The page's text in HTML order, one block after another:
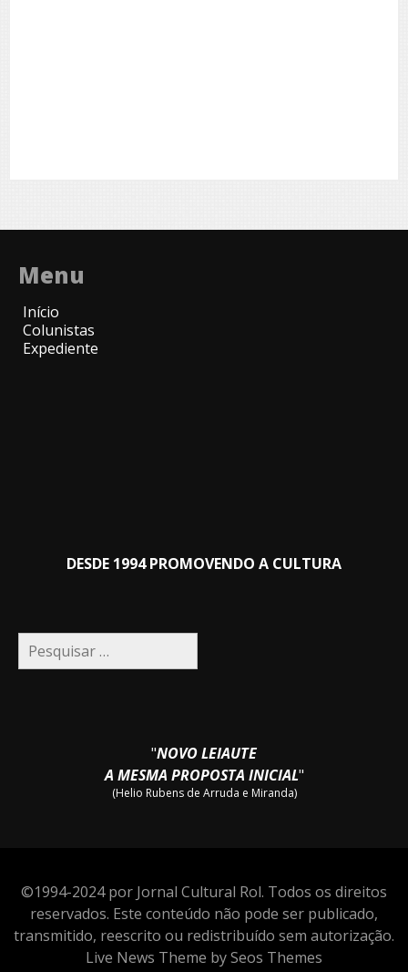
Menu
Início
Colunistas
Expediente
DESDE 1994 PROMOVENDO A CULTURA
Pesquisar
por:
"NOVO LEIAUTE
A MESMA PROPOSTA INICIAL"
(Helio Rubens de Arruda e Miranda)
©1994-2024 por Jornal Cultural Rol. Todos os direitos
reservados. Este conteúdo não pode ser publicado,
transmitido, reescrito ou redistribuído sem autorização.
Live News Theme by Seos Themes